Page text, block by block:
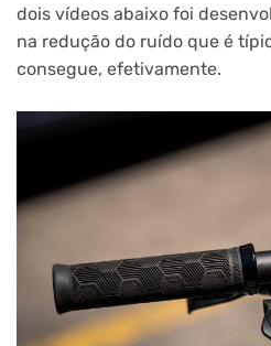
dois vídeos abaixo foi
na redução do ruído que é
consegue, efetivamente.